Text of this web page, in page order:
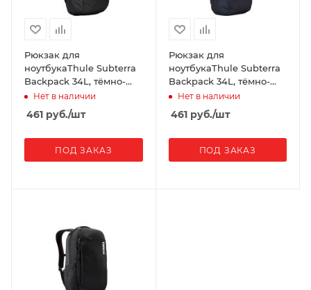
Рюкзак для
ноутбукаThule Subterra
Backpack 34L, тёмно-
серый
Нет в наличии
461 руб./шт
ПОД ЗАКАЗ
Рюкзак для
ноутбукаThule Subterra
Backpack 34L, тёмно-
синий
Нет в наличии
461руб./шт
ПОД ЗАКАЗ